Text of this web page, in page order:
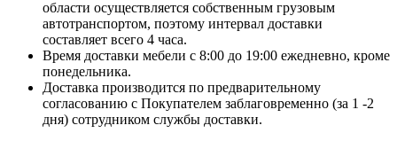
области осуществляется собственным грузовым
автотранспортом, поэтому интервал доставки
составляет всего 4 часа.
Время доставки мебели с 8:00 до 19:00 ежедневно, кроме
понедельника.
Доставка производится по предварительному
согласованию с Покупателем заблаговременно (за 1 -2
дня) сотрудником службы доставки.